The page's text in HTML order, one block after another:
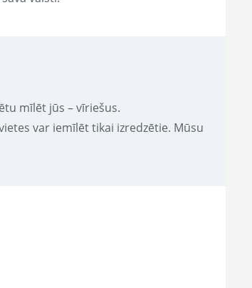
mīlēt jūs – vīriešus.
var iemīlēt tikai izredzētie. Mūsu